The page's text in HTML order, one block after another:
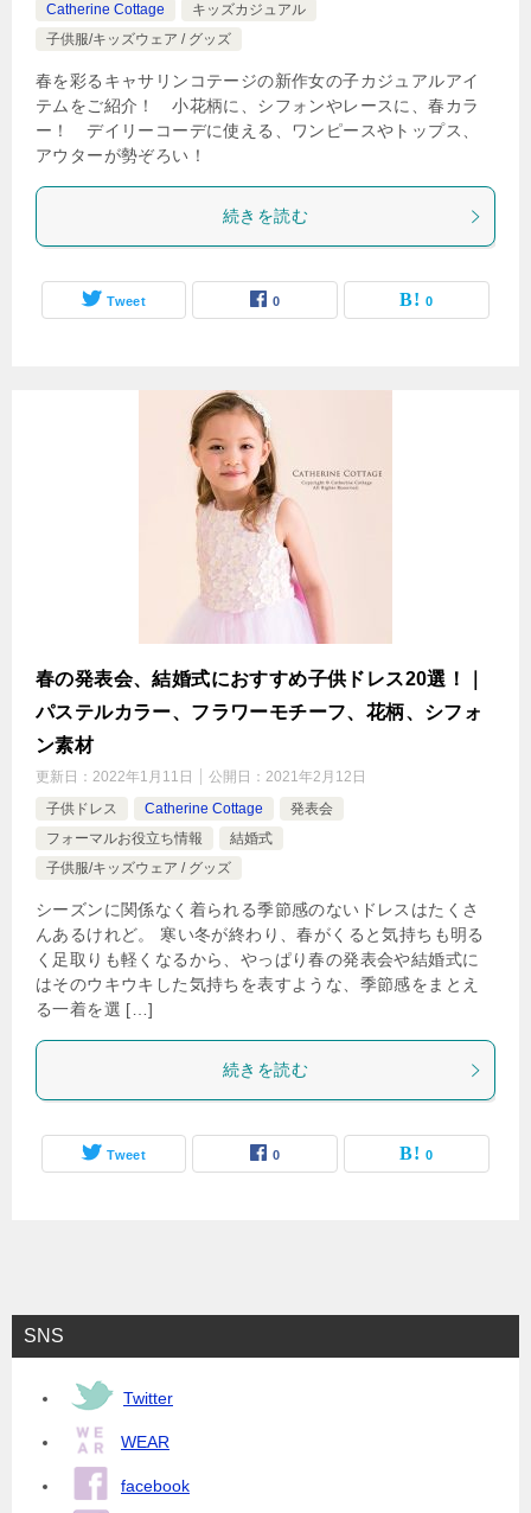
Catherine Cottage
キッズカジュアル
子供服/キッズウェア / グッズ
春を彩るキャサリンコテージの新作女の子カジュアルアイ
テムをご紹介！ 小花柄に、シフォンやレースに、春カラ
ー！ デイリーコーデに使える、ワンピースやトップス、
アウターが勢ぞろい！
続きを読む
Tweet 0 0
春の発表会、結婚式におすすめ子供ドレス20選！｜
パステルカラー、フラワーモチーフ、花柄、シフォ
ン素材
更新日： 2022年1月11日 公開日： 2021年2月12日
子供ドレス
Catherine Cottage
発表会
フォーマルお役立ち情報
結婚式
子供服/キッズウェア / グッズ
シーズンに関係なく着られる季節感のないドレスはたくさ
んあるけれど。 寒い冬が終わり、春がくると気持ちも明る
く足取りも軽くなるから、やっぱり春の発表会や結婚式に
はそのウキウキした気持ちを表すような、季節感をまとえ
る一着を選 […]
続きを読む
Tweet 0 0
SNS
Twitter
WEAR
facebook